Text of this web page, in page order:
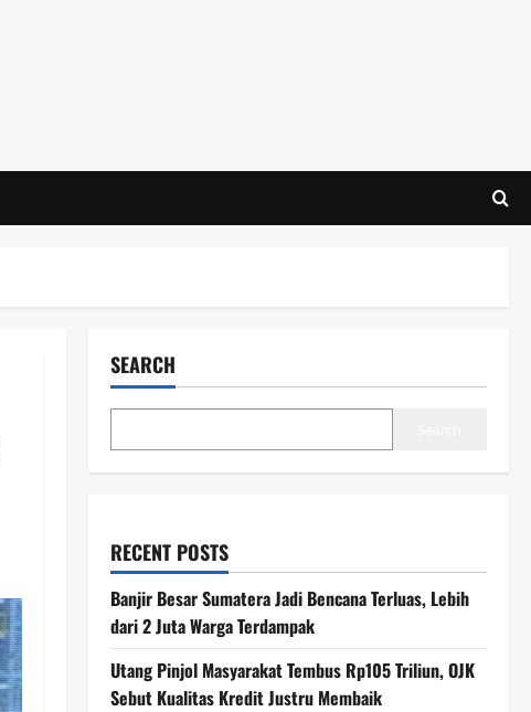
SEARCH
RECENT POSTS
Banjir Besar Sumatera Jadi Bencana Terluas, Lebih
dari 2 Juta Warga Terdampak
Utang Pinjol Masyarakat Tembus Rp105 Triliun, OJK
Sebut Kualitas Kredit Justru Membaik